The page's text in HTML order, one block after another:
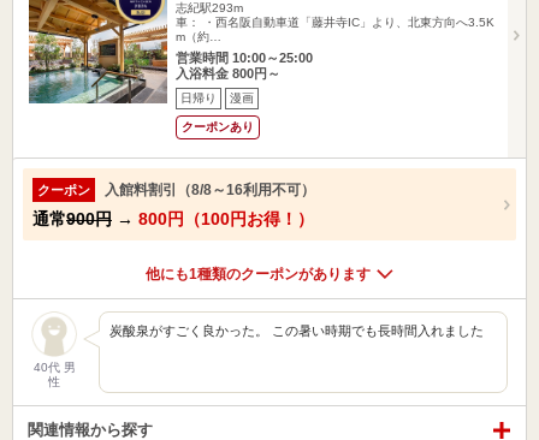
志紀駅293m
車： ・西名阪自動車道「藤井寺IC」より、北東方向へ3.5K
m（約…
営業時間 10:00～25:00
入浴料金 800円～
日帰り 漫画
クーポンあり
クーポン 入館料割引（8/8～16利用不可）
通常900円 → 800円（100円お得！）
他にも1種類のクーポンがあります
40代 男
性
炭酸泉がすごく良かった。 この暑い時期でも長時間入れました
関連情報から探す